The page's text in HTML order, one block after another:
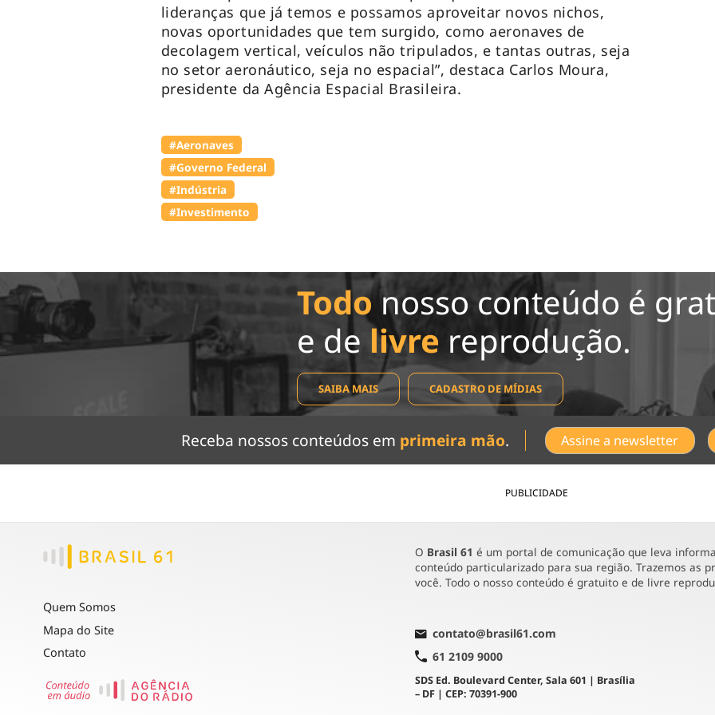
lideranças que já temos e possamos aproveitar novos nichos,
novas oportunidades que tem surgido, como aeronaves de
decolagem vertical, veículos não tripulados, e tantas outras, seja
no setor aeronáutico, seja no espacial”, destaca Carlos Moura,
presidente da Agência Espacial Brasileira.
#Aeronaves
#Governo Federal
#Indústria
#Investimento
Todonosso conteúdo é
e de livre reprodução.
SAIBA MAIS CADASTRO DE MÍDIAS
Receba nossos conteúdos em primeira mão. Assine a newsletter
PUBLICIDADE
Quem Somos
Mapa do Site
Contato
O Brasil 61 é um portal de comunicação que leva
conteúdo particularizado para sua região. Trazemos as
você. Todo o nosso conteúdo é gratuito e de livre
contato@brasil61.com
61 2109 9000
SDS Ed. Boulevard Center, Sala 601 | Brasília
– DF | CEP: 70391-900